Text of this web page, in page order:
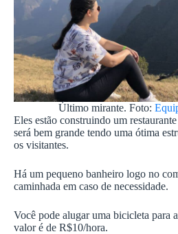
Último mirante. Foto:
Eles estão construindo um
será bem grande tendo uma ótima
os visitantes.
Há um pequeno banheiro logo no
caminhada em caso de necessidade.
Você pode alugar uma bicicleta para
valor é de R$10/hora.